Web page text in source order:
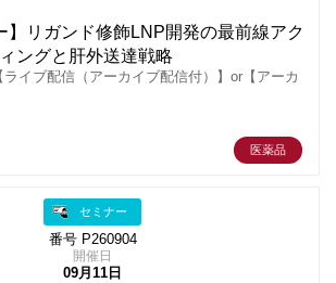
】リガンド修飾LNP開発の最前線アク
ングと肝外送達戦略
イブ配信（アーカイブ配信付）】or【アーカ
医薬品
セミナー
番号 P260904
開催日
09月11日